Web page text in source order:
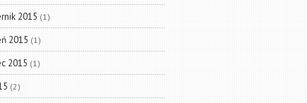
2015 (1)
2015 (1)
2015 (1)
(2)